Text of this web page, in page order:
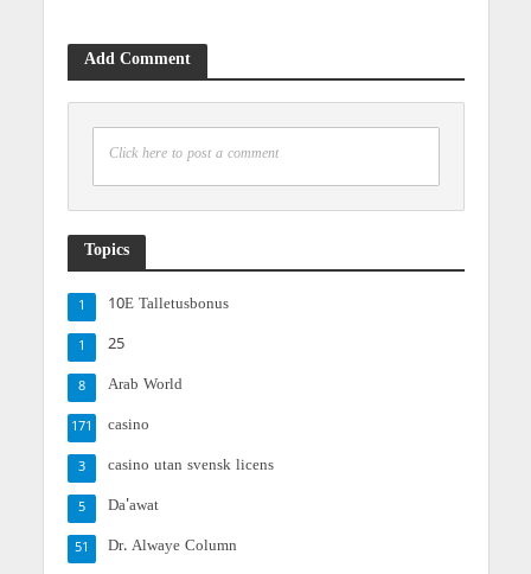
Add Comment
Click here to post a comment
Topics
10E Talletusbonus
1
25
1
Arab World
8
casino
171
casino utan svensk licens
3
Da'awat
5
Dr. Alwaye Column
51